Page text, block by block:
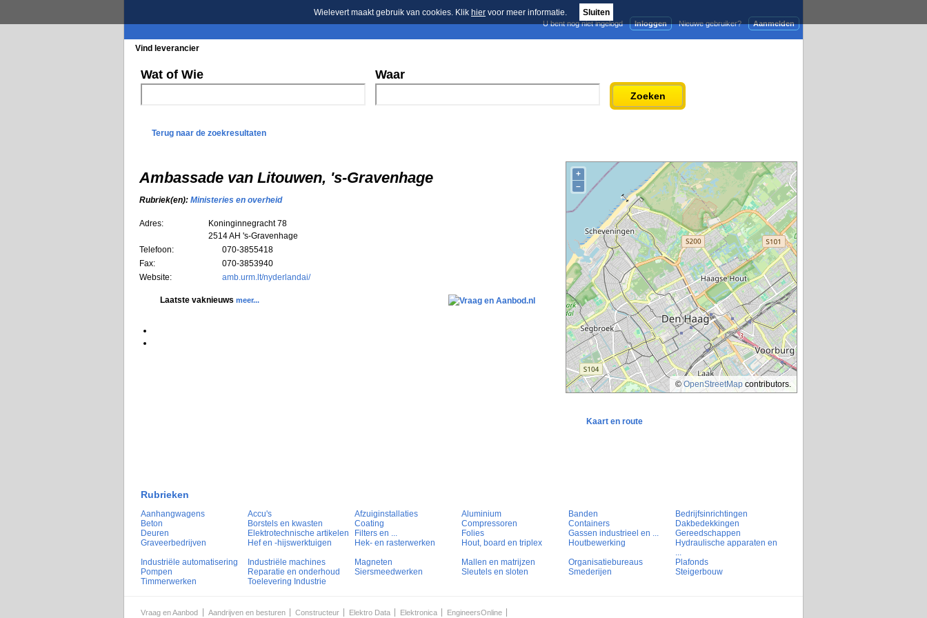
Wielevert maakt gebruik van cookies. Klik hier voor meer informatie. Sluiten
Aanmelden
Nieuwe gebruiker?
Inloggen
U bent nog niet ingelogd
Vind leverancier
Wat of Wie Waar
Zoeken
Terug naar de zoekresultaten
Ambassade van Litouwen, 's-Gravenhage
Rubriek(en): Ministeries en overheid
Adres:
Koninginnegracht 78
2514 AH 's-Gravenhage
Telefoon:
070-3855418
Fax:
070-3853940
Website:
amb.urm.lt/nyderlandai/
Laatste vaknieuws meer...
+
–
©OpenStreetMap contributors.
Kaart en route
Rubrieken
Aanhangwagens Accu's Afzuiginstallaties Aluminium Banden
Bedrijfsinrichtingen
Beton
Borstels en kwasten Coating Compressoren Containers
Dakbedekkingen
Deuren
Elektrotechnische artikelen Filters en ... Folies Gassen industrieel en ...
Gereedschappen
Graveerbedrijven
Hef en -hijswerktuigen Hek- en rasterwerken Hout, board en triplex Houtbewerking
Hydraulische apparaten en
...
Industriële automatisering
Industriële machines Magneten Mallen en matrijzen Organisatiebureaus
Plafonds
Pompen
Reparatie en onderhoud Siersmeedwerken Sleutels en sloten Smederijen
Steigerbouw
Timmerwerken
Toelevering Industrie
Vraag en Aanbod Aandrijven en besturen Constructeur Elektro Data Elektronica EngineersOnline